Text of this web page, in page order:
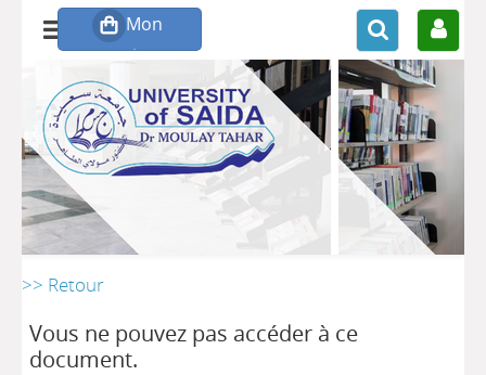
>> Retour
Vous ne pouvez pas accéder à ce
document.